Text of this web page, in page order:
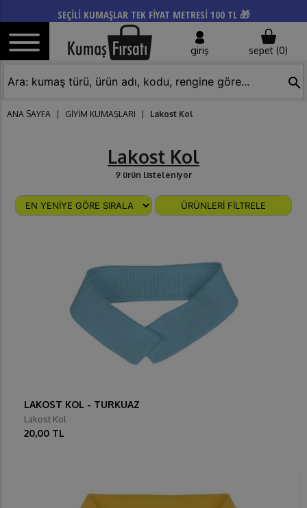
SEÇİLİ KUMAŞLAR TEK FİYAT METRESİ 100 TL 🎁
giriş sepet (0)
search
ANA SAYFA GİYİM KUMAŞLARI Lakost Kol
Lakost Kol
9 ürün listeleniyor
ÜRÜNLERİ FİLTRELE
LAKOST KOL - TURKUAZ
Lakost Kol
20,00 TL